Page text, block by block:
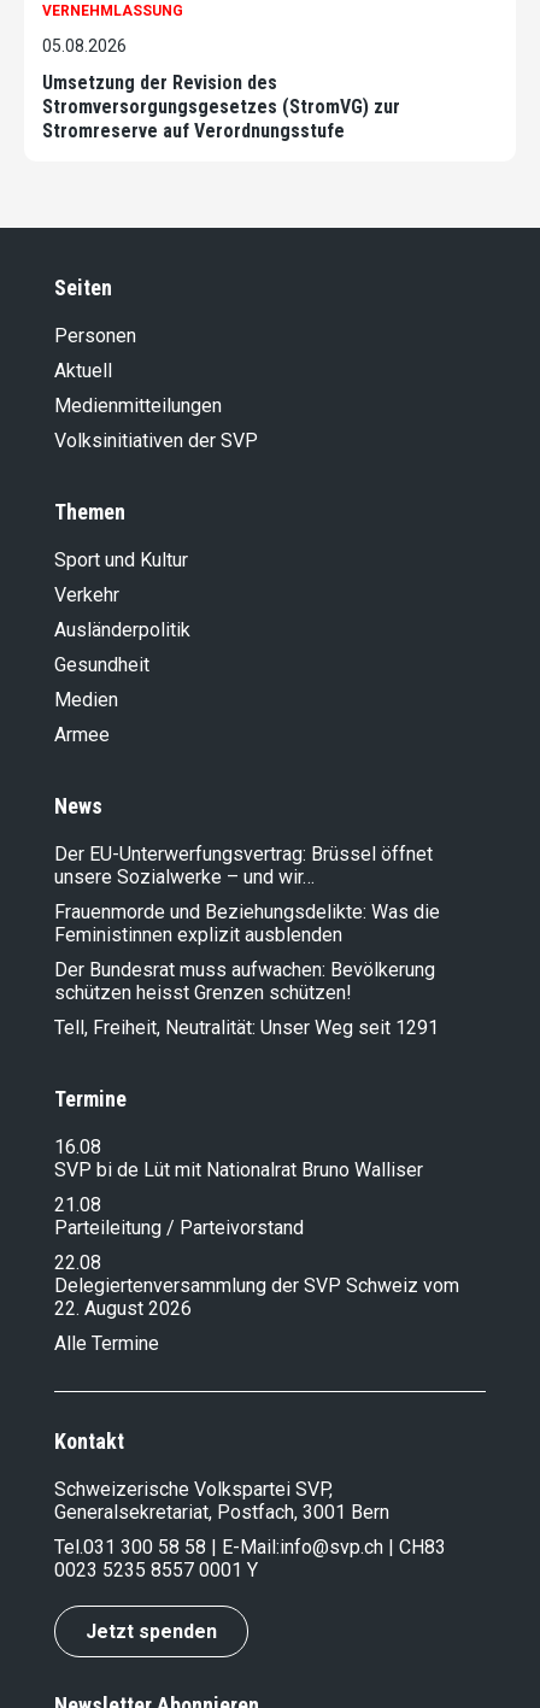
VERNEHMLASSUNG
05.08.2026
Umsetzung der Revision des
Stromversorgungsgesetzes (StromVG) zur
Stromreserve auf Verordnungsstufe
Seiten
Personen
Aktuell
Medienmitteilungen
Volksinitiativen der SVP
Themen
Sport und Kultur
Verkehr
Ausländer­politik
Gesundheit
Medien
Armee
News
Der EU-Unterwerfungsvertrag: Brüssel öffnet
unsere Sozialwerke – und wir…
Frauenmorde und Beziehungsdelikte: Was die
Feministinnen explizit ausblenden
Der Bundesrat muss aufwachen: Bevölkerung
schützen heisst Grenzen schützen!
Tell, Freiheit, Neutralität: Unser Weg seit 1291
Termine
16.08
SVP bi de Lüt mit Nationalrat Bruno Walliser
21.08
Parteileitung / Parteivorstand
22.08
Delegiertenversammlung der SVP Schweiz vom
22. August 2026
Alle Termine
Kontakt
Schweizerische Volkspartei SVP,
Generalsekretariat, Postfach, 3001 Bern
Tel.031 300 58 58 | E-Mail:info@svp.ch | CH83
0023 5235 8557 0001 Y
Jetzt spenden